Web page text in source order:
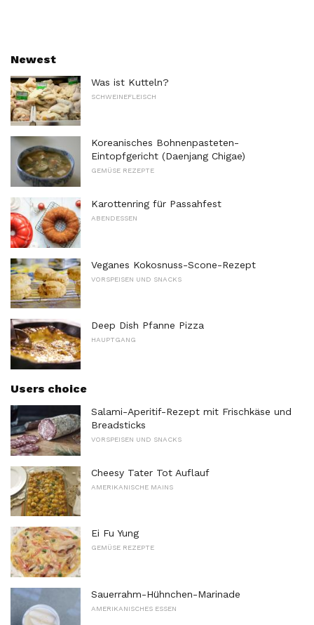
Newest
Was ist Kutteln?
SCHWEINEFLEISCH
Koreanisches Bohnenpasteten-
Eintopfgericht (Daenjang Chigae)
GEMÜSE REZEPTE
Karottenring für Passahfest
ABENDESSEN
Veganes Kokosnuss-Scone-Rezept
VORSPEISEN UND SNACKS
Deep Dish Pfanne Pizza
HAUPTGANG
Users choice
Salami-Aperitif-Rezept mit Frischkäse und
Breadsticks
VORSPEISEN UND SNACKS
Cheesy Tater Tot Auflauf
AMERIKANISCHE MAINS
Ei Fu Yung
GEMÜSE REZEPTE
Sauerrahm-Hühnchen-Marinade
AMERIKANISCHES ESSEN